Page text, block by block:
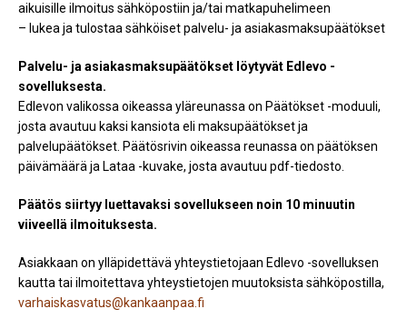
aikuisille ilmoitus sähköpostiin ja/tai matkapuhelimeen
– lukea ja tulostaa sähköiset palvelu- ja asiakasmaksupäätökset
Palvelu- ja asiakasmaksupäätökset löytyvät Edlevo -
sovelluksesta.
Edlevon valikossa oikeassa yläreunassa on Päätökset -moduuli,
josta avautuu kaksi kansiota eli maksupäätökset ja
palvelupäätökset. Päätösrivin oikeassa reunassa on päätöksen
päivämäärä ja Lataa -kuvake, josta avautuu pdf-tiedosto.
Päätös siirtyy luettavaksi sovellukseen noin 10 minuutin
viiveellä ilmoituksesta.
Asiakkaan on ylläpidettävä yhteystietojaan Edlevo -sovelluksen
kautta tai ilmoitettava yhteystietojen muutoksista sähköpostilla,
varhaiskasvatus@kankaanpaa.fi